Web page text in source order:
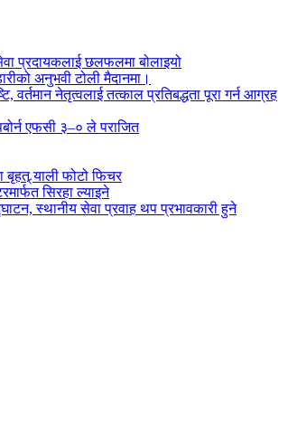
प्रदायकलाई छलफलमा बोलाइयो
अनुभवी टोली मैदानमा।
वर्तमान नेतृत्वलाई तत्काल प्रतिबद्धता पूरा गर्न आग्रह
एफसी ३–० ले पराजित
बृहत् र्‍याली फोटो फिचर
सिरहा ल्याइने
स्थानीय सेवा प्रवाह थप प्रभावकारी हुने